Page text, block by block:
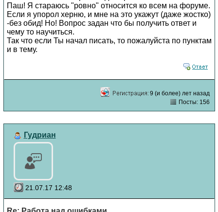
Паш! Я стараюсь "ровно" относится ко всем на форуме.
Если я упорол херню, и мне на это укажут (даже жостко)
-без обид! Но! Вопрос задан что бы получить ответ и
чему то научиться.
Так что если Ты начал писать, то пожалуйста по пунктам
и в тему.
9 (и более) лет назад
Посты: 156
Гудриан
21.07.17 12:48